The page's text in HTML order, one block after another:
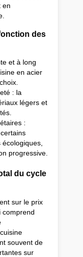
en
des
et à long
en acier
: la
légers et
:
progressive.
du cycle
sur le prix
comprend
souvent de
sur